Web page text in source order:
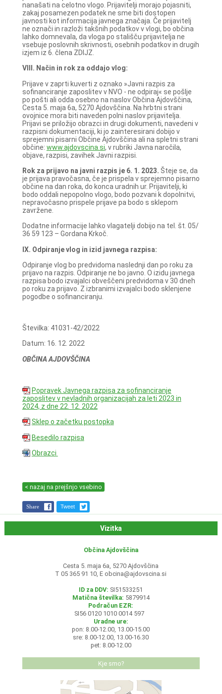
nanašati na celotno vlogo. Prijavitelji morajo pojasniti,
zakaj posamezen podatek ne sme biti dostopen
javnosti kot informacija javnega značaja. Če prijavitelj
ne označi in razloži takšnih podatkov v vlogi, bo občina
lahko domnevala, da vloga po stališču prijavitelja ne
vsebuje poslovnih skrivnosti, osebnih podatkov in drugih
izjem iz 6. člena ZDIJZ.
VIII. Način in rok za oddajo vlog:
Prijave v zaprti kuverti z oznako »Javni razpis za
sofinanciranje zaposlitev v NVO - ne odpiraj« se pošlje
po pošti ali odda osebno na naslov Občina Ajdovščina,
Cesta 5. maja 6a, 5270 Ajdovščina. Na hrbtni strani
ovojnice mora biti naveden polni naslov prijavitelja.
Prijavi se priložijo obrazci in drugi dokumenti, navedeni v
razpisni dokumentaciji, ki jo zainteresirani dobijo v
sprejemni pisarni Občine Ajdovščina ali na spletni strani
občine: www.ajdovscina.si, v rubriki Javna naročila,
objave, razpisi, zavihek Javni razpisi.
Rok za prijavo na javni razpis je 6. 1. 2023. Šteje se, da
je prijava pravočasna, če je prispela v sprejemno pisarno
občine na dan roka, do konca uradnih ur. Prijavitelji, ki
bodo oddali nepopolno vlogo, bodo pozvani k dopolnitvi,
nepravočasno prispele prijave pa bodo s sklepom
zavržene.
Dodatne informacije lahko vlagatelji dobijo na tel. št. 05/
36 59 123 – Gordana Krkoč.
IX. Odpiranje vlog in izid javnega razpisa:
Odpiranje vlog bo predvidoma naslednji dan po roku za
prijavo na razpis. Odpiranje ne bo javno. O izidu javnega
razpisa bodo izvajalci obveščeni predvidoma v 30 dneh
po roku za prijavo. Z izbranimi izvajalci bodo sklenjene
pogodbe o sofinanciranju.
Številka: 41031-42/2022
Datum: 16. 12. 2022
OBČINA AJDOVŠČINA
Popravek Javnega razpisa za sofinanciranje
zaposlitev v nevladnih organizacijah za leti 2023 in
2024, z dne 22. 12. 2022
Sklep o začetku postopka
Besedilo razpisa
Obrazci
< nazaj na prejšnjo vsebino
Share Tweet
Vizitka
Občina Ajdovščina
Cesta 5. maja 6a, 5270 Ajdovščina
T 05 365 91 10, E obcina@ajdovscina.si
ID za DDV: SI51533251
Matična številka: 5879914
Podračun EZR:
SI56 0120 1010 0014 597
Uradne ure:
pon: 8.00-12.00, 13.00-15.00
sre: 8.00-12.00, 13.00-16.30
pet: 8.00-12.00
Kje smo?